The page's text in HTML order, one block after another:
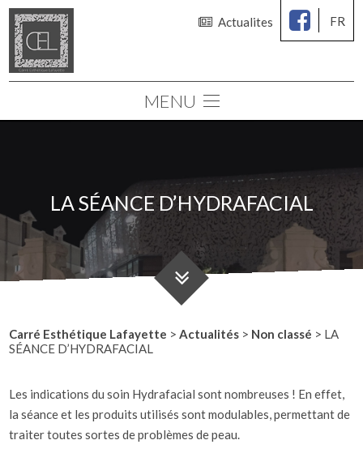
Actualites FR
MENU
Médecine esthétique
Consultations
Simulation 3D
LA SÉANCE D’HYDRAFACIAL
Carré Esthétique Lafayette >Actualités > Non classé > LA
SÉANCE D’HYDRAFACIAL
Les indications du soin Hydrafacial sont nombreuses ! En effet,
la séance et les produits utilisés sont modulables, permettant de
traiter toutes sortes de problèmes de peau.